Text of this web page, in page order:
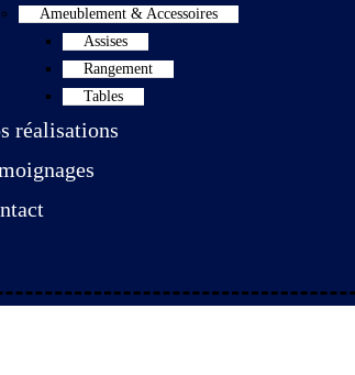
Ameublement & Accessoires
Assises
Rangement
Tables
réalisations
Toggle Menu